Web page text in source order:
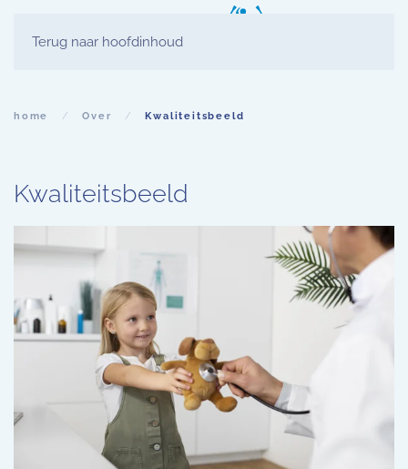
Terug naar hoofdinhoud
home Over Kwaliteitsbeeld
Kwaliteitsbeeld